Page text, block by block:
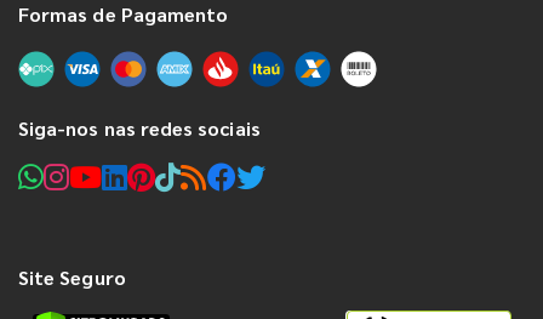
Formas de Pagamento
Siga-nos nas redes sociais
Site Seguro